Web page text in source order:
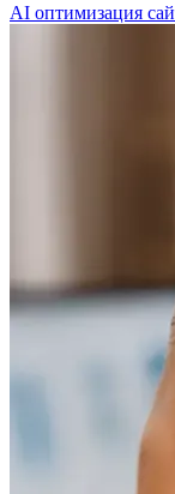
AI оптимизация